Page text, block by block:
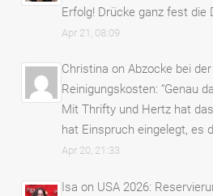
Erfolg! Drücke ganz fest die
Apr 21, 08:09
Christina onAbzocke bei
Reinigungskosten: “Genau
Mit Thrifty und Hertz hat
hat Einspruch eingelegt, es
Apr 20, 21:33
Isa on USA 2026: